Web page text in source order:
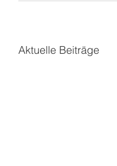
Aktuelle Beiträge